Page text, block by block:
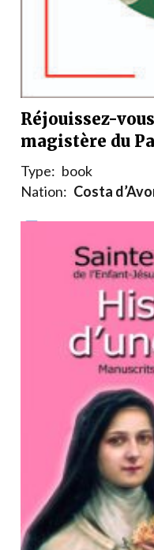
Réjouissez-
magistère du
Type: book
Nation: Costa